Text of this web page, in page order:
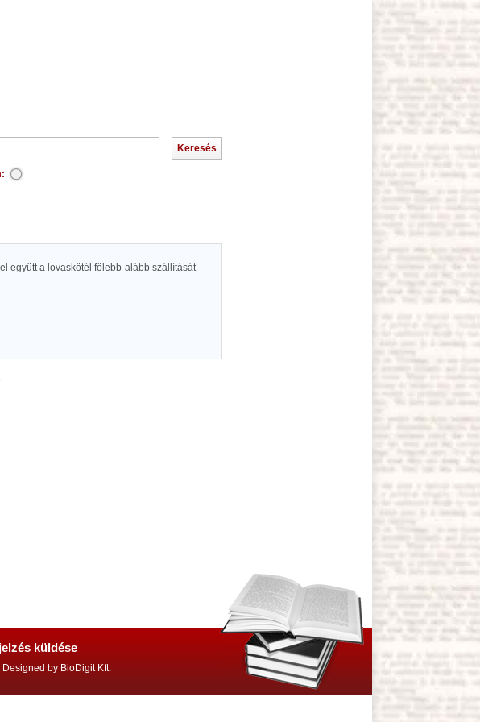
együtt a lovaskötél fölebb-alább szállítását
küldése
by BioDigit Kft.